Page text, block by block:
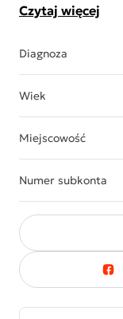
Czytaj więcej
Diagnoza
Wiek
Miejscowość
Numer subkonta